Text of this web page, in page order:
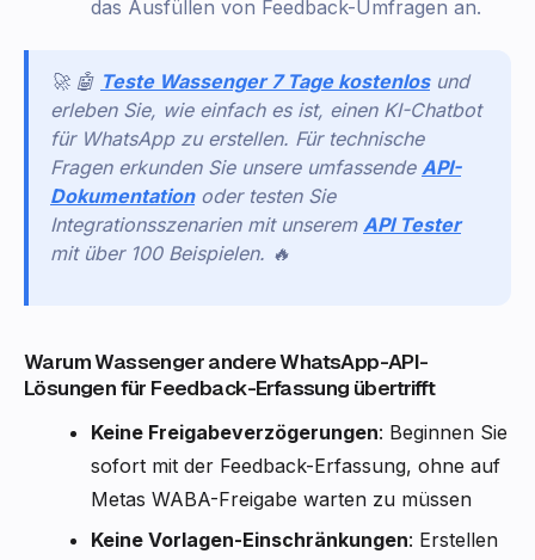
das Ausfüllen von Feedback-Umfragen an.
🚀 🤖 Teste Wassenger 7 Tage kostenlos und
erleben Sie, wie einfach es ist, einen KI-Chatbot
für WhatsApp zu erstellen. Für technische
Fragen erkunden Sie unsere umfassende API-
Dokumentation oder testen Sie
Integrationsszenarien mit unserem API Tester
mit über 100 Beispielen. 🔥
Warum Wassenger andere WhatsApp-API-
Lösungen für Feedback-Erfassung übertrifft
Keine Freigabeverzögerungen: Beginnen Sie
sofort mit der Feedback-Erfassung, ohne auf
Metas WABA-Freigabe warten zu müssen
Keine Vorlagen-Einschränkungen: Erstellen